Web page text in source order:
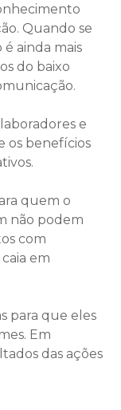
Quando se
ainda mais
do baixo
e
os benefícios
quem o
não podem
com
em
para que eles
Em
das ações